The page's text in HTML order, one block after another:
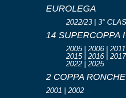
EUROLEGA
2022/23 | 3°
14 SUPERCOPPA
2005 | 2006 |
2015 | 2016 |
2022 | 2025
2 COPPA
2001 | 2002